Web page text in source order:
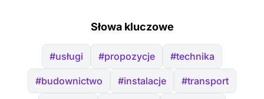
Słowa kluczowe
#usługi #propozycje #technika
#budownictwo #instalacje #transport